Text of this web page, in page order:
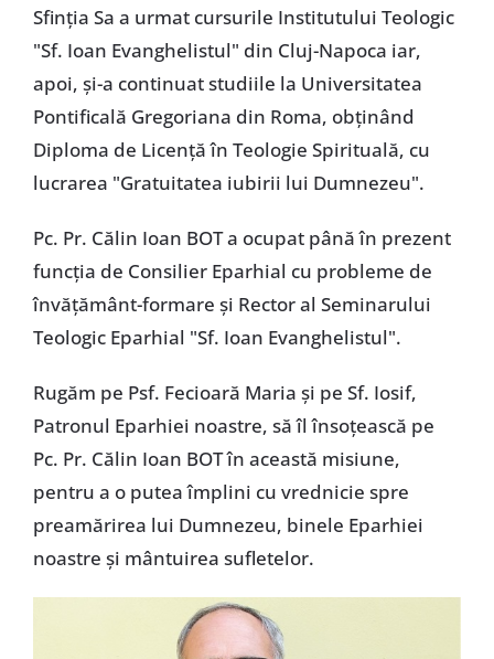
Sfinția Sa a urmat cursurile Institutului Teologic
"Sf. Ioan Evanghelistul" din Cluj-Napoca iar,
apoi, și-a continuat studiile la Universitatea
Pontificală Gregoriana din Roma, obținând
Diploma de Licență în Teologie Spirituală, cu
lucrarea "Gratuitatea iubirii lui Dumnezeu".
Pc. Pr. Călin Ioan BOT a ocupat până în prezent
funcția de Consilier Eparhial cu probleme de
învățământ-formare și Rector al Seminarului
Teologic Eparhial "Sf. Ioan Evanghelistul".
Rugăm pe Psf. Fecioară Maria și pe Sf. Iosif,
Patronul Eparhiei noastre, să îl însoțească pe
Pc. Pr. Călin Ioan BOT în această misiune,
pentru a o putea împlini cu vrednicie spre
preamărirea lui Dumnezeu, binele Eparhiei
noastre și mântuirea sufletelor.